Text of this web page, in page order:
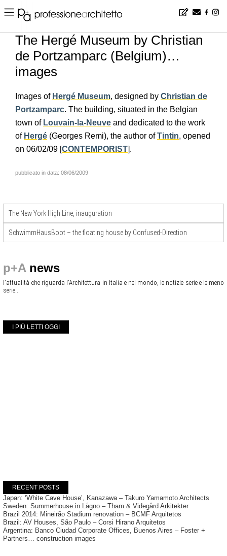
Home ▪ news ▪ en ▪ The Hergé Museum by Christian de Portzamparc (Belgium)… images
The Hergé Museum by Christian
de Portzamparc (Belgium)…
images
Images of Hergé Museum, designed by Christian de
Portzamparc. The building, situated in the Belgian
town of Louvain-la-Neuve and dedicated to the work
of Hergé (Georges Remi), the author ofTintin, opened
on 06/02/09 [CONTEMPORIST].
pubblicato in data: 08/06/2009
The New York High Line, inauguration
SchwimmHausBoot – the floating house by Confused-Direction
p+A news
l'attualità che riguarda l'Architettura in Italia e nel mondo, le notizie serie e le meno
serie...
I PIÙ LETTI OGGI
RECENT POSTS
Japan: ‘White Cave House’, Kanazawa – Takuro Yamamoto Architects
Sweden: Summerhouse in Lågno – Tham & Videgård Arkitekter
Brazil 2014: Mineirão Stadium renovation – BCMF Arquitetos
Brazil: AV Houses, São Paulo – Corsi Hirano Arquitetos
Argentina: Banco Ciudad Corporate Offices, Buenos Aires – Foster +
Partners… construction images